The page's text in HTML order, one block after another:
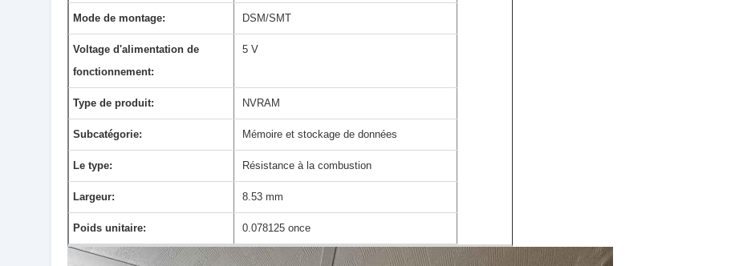
Mode de montage: DSM/SMT
Voltage d'alimentation de
fonctionnement:
5 V
Type de produit: NVRAM
Subcatégorie: Mémoire et stockage de données
Le type: Résistance à la combustion
Largeur: 8.53 mm
Poids unitaire: 0.078125 once